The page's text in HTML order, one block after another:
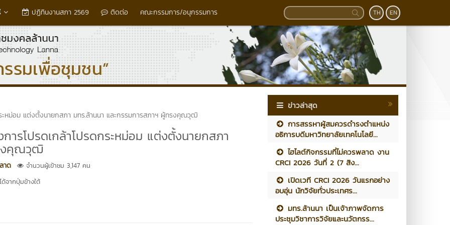
ปฏิทินงานสภา 2569 ติดต่อ คณะกรรมการ/อนุกรรมการ TH EN
หม่อม แต่งตั้งนายกสภา มทร.ล้านนา และกรรมการสภาฯ ผู้ทรงคุณวุฒิ
รโปรดเกล้าโปรดกระหม่อม แต่งตั้งนายกสภา
งคุณวุฒิ
าด
จำนวนผู้เข้าชม 3,147 คน
จากปุ่มข้างใต้
ข่าวล่าสุด
การสรรหาผู้สมควรดำรงตำแหน่ง
อธิการบดีมหาวิทยาลัยเทคโนโลยี...
ไฮไลต์กิจกรรมที่ไม่ควรพลาด งาน
CRCI 2026 วันที่ 2 (7 สิง...
เปิดเวที CRCI 2026 วันแรกอย่าง
อบอุ่น นักวิจัยทั่วประเทศร...
มทร.ล้านนา เป็นเจ้าภาพจัดการ
ประชุมวิชาการวิจัยและนวัตกรร...